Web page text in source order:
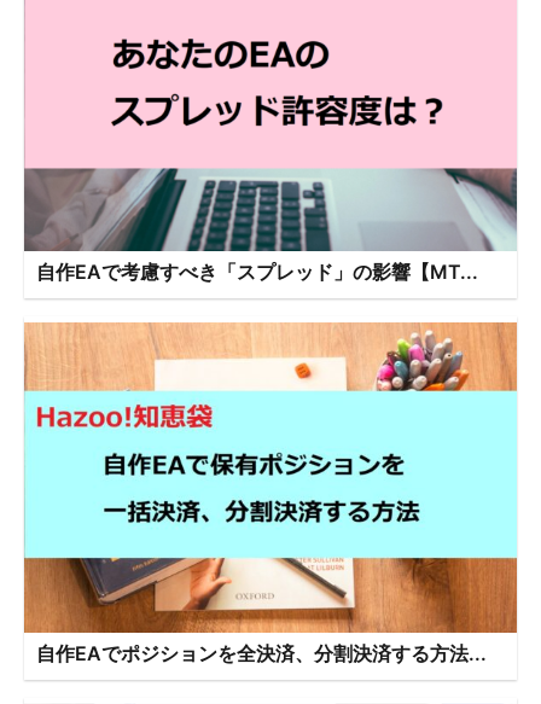
自作EAで考慮すべき「スプレッド」の影響【MT...
自作EAでポジションを全決済、分割決済する方法...